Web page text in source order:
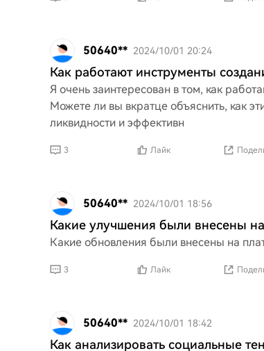
50640** 2024/10/01 20:24
Как работают инструменты
Я очень заинтересован в том, как
Можете ли вы вкратце объяснить, как
ликвидности и эффективн
3 Лайк
50640** 2024/10/01 18:56
Какие улучшения были внесены
Какие обновления были внесены на
3 Лайк
50640** 2024/10/01 18:42
Как анализировать социальные